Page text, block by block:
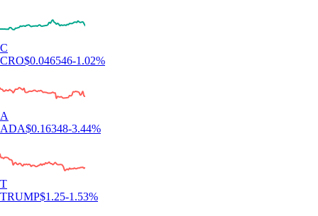
C
CRO$0.046546-1.02%
A
ADA$0.16348-3.44%
T
TRUMP$1.25-1.53%